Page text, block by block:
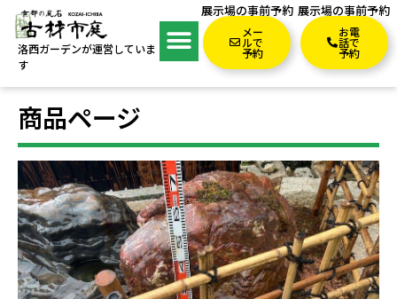
洛西ガーデンが運営していま
す
展示場の事前予約
メー
ルで
予約
展示場の事前予約
お電
話で
予約
商品ページ